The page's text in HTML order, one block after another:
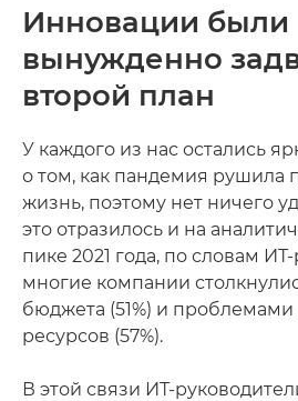
Инновации были
вынужденно
второй план
У каждого из нас остались
о том, как пандемия рушила
жизнь, поэтому нет ничего
это отразилось и на
пике 2021 года, по словам
многие компании
бюджета (51%) и
ресурсов (57%).
В этой связи ИТ-